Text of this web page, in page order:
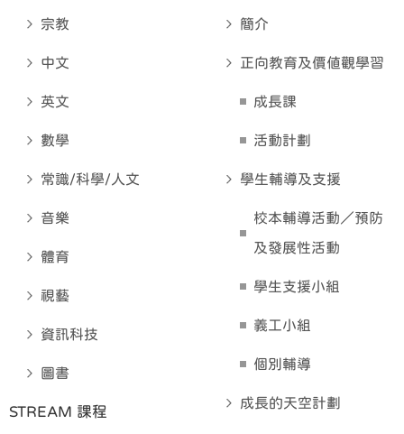
宗教
中文
英文
數學
常識/科學/人文
音樂
體育
視藝
資訊科技
圖書
STREAM 課程
簡介
正向教育及價值觀學習
成長課
活動計劃
學生輔導及支援
校本輔導活動／預防
及發展性活動
學生支援小組
義工小組
個別輔導
成長的天空計劃